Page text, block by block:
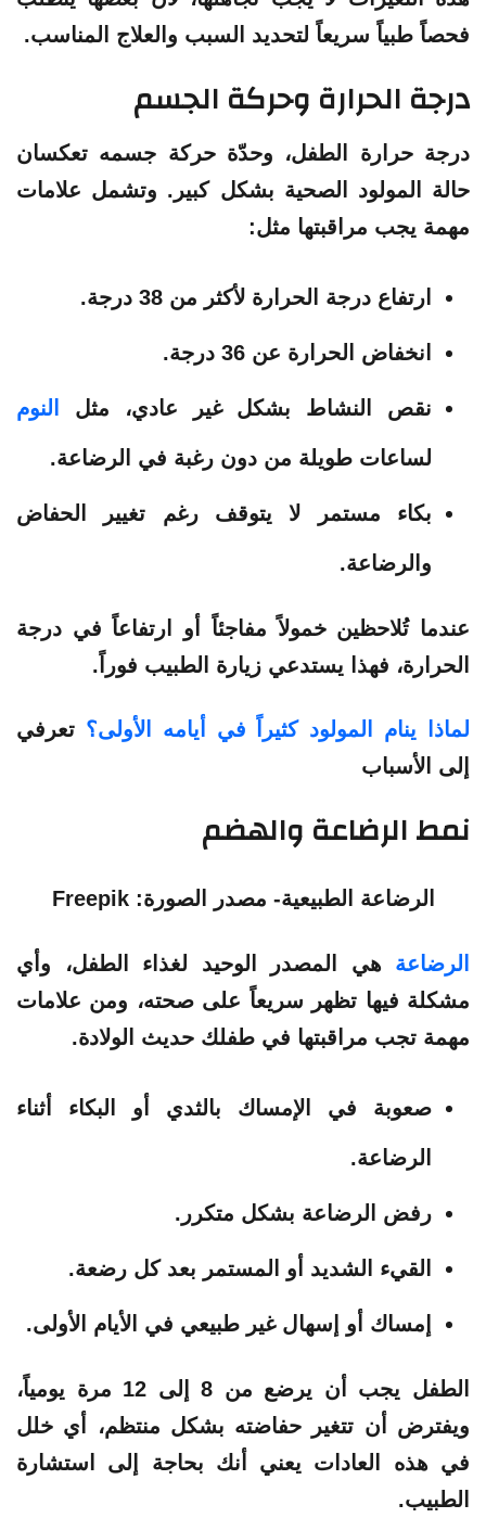
فحصاً طبياً سريعاً لتحديد السبب والعلاج المناسب.
درجة الحرارة وحركة الجسم
درجة حرارة الطفل، وحدّة حركة جسمه تعكسان
حالة المولود الصحية بشكل كبير. وتشمل علامات
مهمة يجب مراقبتها مثل:
ارتفاع درجة الحرارة لأكثر من 38 درجة.
انخفاض الحرارة عن 36 درجة.
نقص النشاط بشكل غير عادي، مثل النوم
لساعات طويلة من دون رغبة في الرضاعة.
بكاء مستمر لا يتوقف رغم تغيير الحفاض
والرضاعة.
عندما تُلاحظين خمولاً مفاجئاً أو ارتفاعاً في درجة
الحرارة، فهذا يستدعي زيارة الطبيب فوراً.
لماذا ينام المولود كثيراً في أيامه الأولى؟ تعرفي
إلى الأسباب
نمط الرضاعة والهضم
الرضاعة الطبيعية- مصدر الصورة: Freepik
الرضاعة هي المصدر الوحيد لغذاء الطفل، وأي
مشكلة فيها تظهر سريعاً على صحته، ومن علامات
مهمة تجب مراقبتها في طفلك حديث الولادة.
صعوبة في الإمساك بالثدي أو البكاء أثناء
الرضاعة.
رفض الرضاعة بشكل متكرر.
القيء الشديد أو المستمر بعد كل رضعة.
إمساك أو إسهال غير طبيعي في الأيام الأولى.
الطفل يجب أن يرضع من 8 إلى 12 مرة يومياً،
ويفترض أن تتغير حفاضته بشكل منتظم، أي خلل
في هذه العادات يعني أنك بحاجة إلى استشارة
الطبيب.